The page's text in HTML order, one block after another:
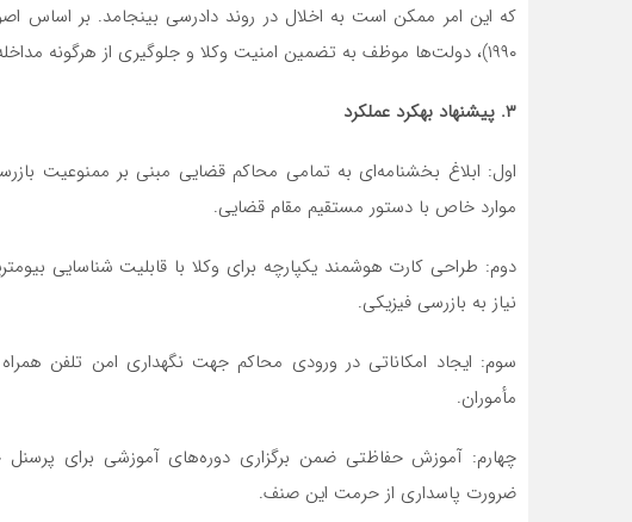
که این امر ممکن است به اخلال در روند دادرسی بینجامد. بر اساس
۱۹۹۰)، دولت‌ها موظف به تضمین امنیت وکلا و جلوگیری از هرگونه مداخله در فعالیت حرفه‌ای ایشان هستند.
۳. پیشنهاد بهکرد عملکرد
اول: ابلاغ بخشنامه‌ای به تمامی محاکم قضایی مبنی بر ممنوعیت
موارد خاص با دستور مستقیم مقام قضایی.
دوم: طراحی کارت هوشمند یکپارچه برای وکلا با قابلیت شناسایی
نیاز به بازرسی فیزیکی.
سوم: ایجاد امکاناتی در ورودی محاکم جهت نگهداری امن تلفن
مأموران.
چهارم: آموزش حفاظتی ضمن برگزاری دوره‌های آموزشی برای پرسنل
ضرورت پاسداری از حرمت این صنف.